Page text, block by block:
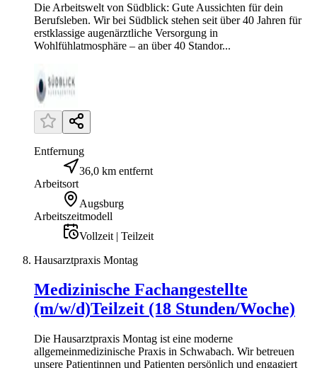
Die Arbeitswelt von Südblick: Gute Aussichten für dein
Berufsleben. Wir bei Südblick stehen seit über 40 Jahren für
erstklassige augenärztliche Versorgung in
Wohlfühlatmosphäre – an über 40 Standor...
Entfernung
36,0 km entfernt
Arbeitsort
Augsburg
Arbeitszeitmodell
Vollzeit | Teilzeit
Hausarztpraxis Montag
Medizinische Fachangestellte
(m/w/d)Teilzeit (18 Stunden/Woche)
Die Hausarztpraxis Montag ist eine moderne
allgemeinmedizinische Praxis in Schwabach. Wir betreuen
unsere Patientinnen und Patienten persönlich und engagiert